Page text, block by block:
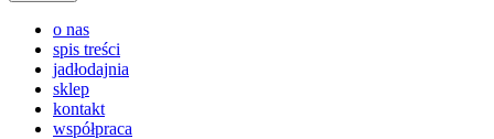
o nas
spis treści
jadłodajnia
sklep
kontakt
współpraca